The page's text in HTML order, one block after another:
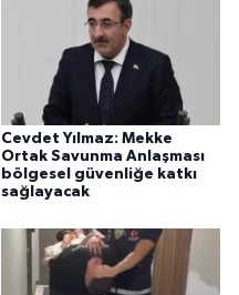
Cevdet Yılmaz: Mekke
Ortak Savunma Anlaşması
bölgesel güvenliğe katkı
sağlayacak